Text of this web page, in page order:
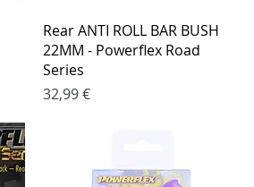
Greita peržiūra
Rear ANTI ROLL BAR BUSH
22MM - Powerflex Road
Series
Kaina
32,99 €